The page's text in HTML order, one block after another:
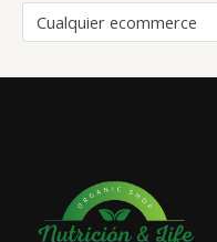
Cualquier ecommerce